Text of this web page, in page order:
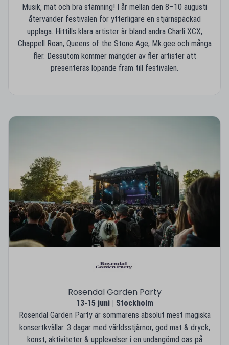
Musik, mat och bra stämning! I år mellan den 8–10 augusti
återvänder festivalen för ytterligare en stjärnspäckad
upplaga. Hittills klara artister är bland andra Charli XCX,
Chappell Roan, Queens of the Stone Age, Mk.gee och många
fler. Dessutom kommer mängder av fler artister att
presenteras löpande fram till festivalen.
Rosendal Garden Party
13-15 juni | Stockholm
Rosendal Garden Party är sommarens absolut mest magiska
konsertkvällar. 3 dagar med världsstjärnor, god mat & dryck,
konst, aktiviteter & upplevelser i en undangömd oas på